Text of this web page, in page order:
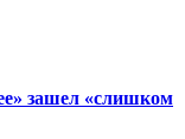
зашел «слишком